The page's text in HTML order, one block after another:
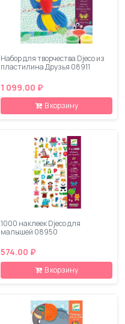
Набор для творчества Djeco из
пластилина Друзья 08911
1 099.00 ₽
В корзину
1000 наклеек Djeco для
малышей 08950
574.00 ₽
В корзину